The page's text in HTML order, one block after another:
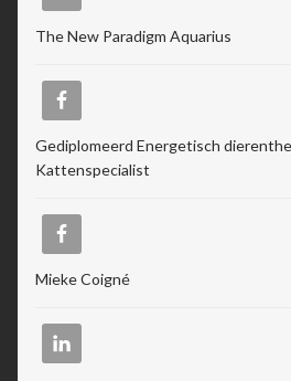
The New Paradigm Aquarius
Gediplomeerd Energetisch
Kattenspecialist
Mieke Coigné